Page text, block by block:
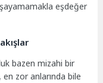
eşdeğer
bazen mizahi bir
en zor anlarında bile